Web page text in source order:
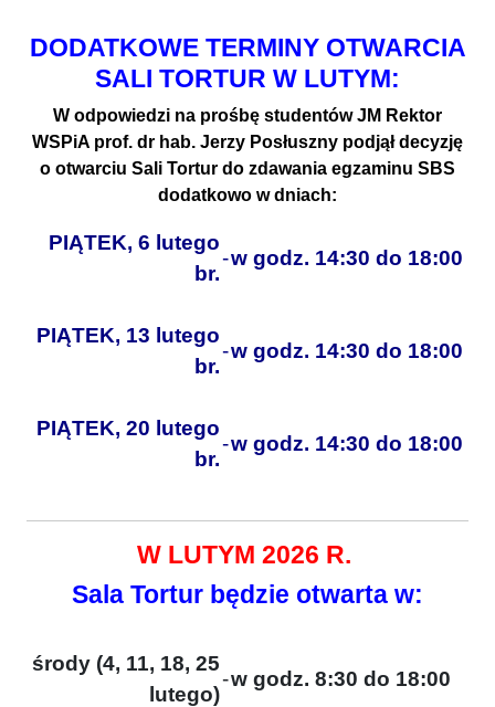
DODATKOWE TERMINY OTWARCIA
SALI TORTUR W LUTYM:
W odpowiedzi na prośbę studentów JM Rektor
WSPiA prof. dr hab. Jerzy Posłuszny podjął decyzję
o otwarciu Sali Tortur do zdawania egzaminu SBS
dodatkowo w dniach:
PIĄTEK, 6 lutego
br.
-w godz. 14:30 do 18:00
PIĄTEK, 13 lutego
br.
-w godz. 14:30 do 18:00
PIĄTEK, 20 lutego
br.
-w godz. 14:30 do 18:00
W LUTYM 2026 R.
Sala Tortur będzie otwarta w:
środy (4, 11, 18, 25
lutego)
-w godz. 8:30 do 18:00